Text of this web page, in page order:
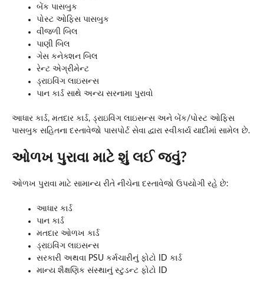
બેંક પાસબુક
પોસ્ટ ઓફિસ પાસબુક
વીજળી બિલ
પાણી બિલ
ગેસ કનેક્શન બિલ
રેન્ટ એગ્રીમેન્ટ
ડ્રાઇવિંગ લાઇસન્સ
પાન કાર્ડ સાથે અન્ય સરનામા પુરાવો
આધાર કાર્ડ, મતદાર કાર્ડ, ડ્રાઇવિંગ લાઇસન્સ અને બેંક/પોસ્ટ ઓફિસ
પાસબુક સહિતના દસ્તાવેજો પાસપોર્ટ સેવા દ્વારા સ્વીકાર્ય યાદીમાં સામેલ છે.
ઓળખ પુરાવા માટે શું લઈ જવું?
ઓળખ પુરાવા માટે સામાન્ય રીતે નીચેના દસ્તાવેજો ઉપયોગી રહે છે:
આધાર કાર્ડ
પાન કાર્ડ
મતદાર ઓળખ કાર્ડ
ડ્રાઇવિંગ લાઇસન્સ
સરકારી અથવા PSU કર્મચારીનું ફોટો ID કાર્ડ
માન્ય શૈક્ષણિક સંસ્થાનું સ્ટુડન્ટ ફોટો ID